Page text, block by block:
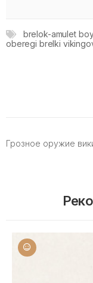
brelok-amulet
oberegi brelki
Грозное оружие